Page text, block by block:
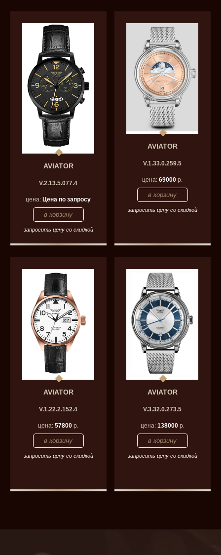
AVIATOR
V.2.13.5.077.4
цена: Цена по запросу
запросить цену со скидкой
AVIATOR
V.1.33.0.259.5
цена:69000 р.
запросить цену со скидкой
AVIATOR
V.1.22.2.152.4
цена:57800 р.
запросить цену со скидкой
AVIATOR
V.3.32.0.273.5
цена: 138000р.
запросить цену со скидкой